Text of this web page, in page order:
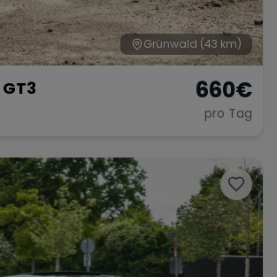
Grünwald (43 km)
660€
pro Tag